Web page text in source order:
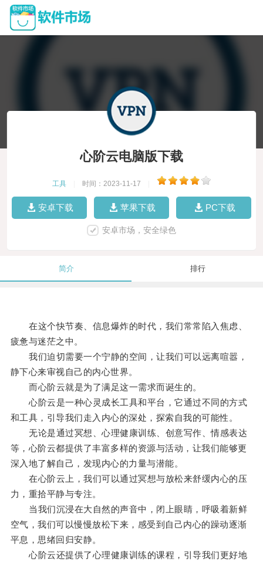
心阶云电脑版下载
工具 时间：2023-11-17
安卓下载 苹果下载 PC下载
安卓市场，安全绿色
简介 排行
在这个快节奏、信息爆炸的时代，我们常常陷入焦虑、
疲惫与迷茫之中。
我们迫切需要一个宁静的空间，让我们可以远离喧嚣，
静下心来审视自己的内心世界。
而心阶云就是为了满足这一需求而诞生的。
心阶云是一种心灵成长工具和平台，它通过不同的方式
和工具，引导我们走入内心的深处，探索自我的可能性。
无论是通过冥想、心理健康训练、创意写作、情感表达
等，心阶云都提供了丰富多样的资源与活动，让我们能够更
深入地了解自己，发现内心的力量与潜能。
在心阶云上，我们可以通过冥想与放松来舒缓内心的压
力，重拾平静与专注。
当我们沉浸在大自然的声音中，闭上眼睛，呼吸着新鲜
空气，我们可以慢慢放松下来，感受到自己内心的躁动逐渐
平息，思绪回归安静。
心阶云还提供了心理健康训练的课程，引导我们更好地